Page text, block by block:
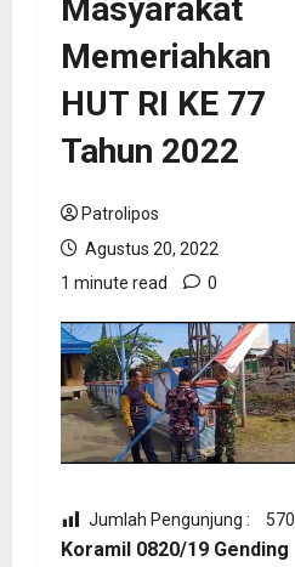
Masyarakat
Memeriahkan
HUT RI KE 77
Tahun 2022
Patrolipos
Agustus 20, 2022
1 minute read
0
Jumlah Pengunjung : 570
Koramil 0820/19 Gending